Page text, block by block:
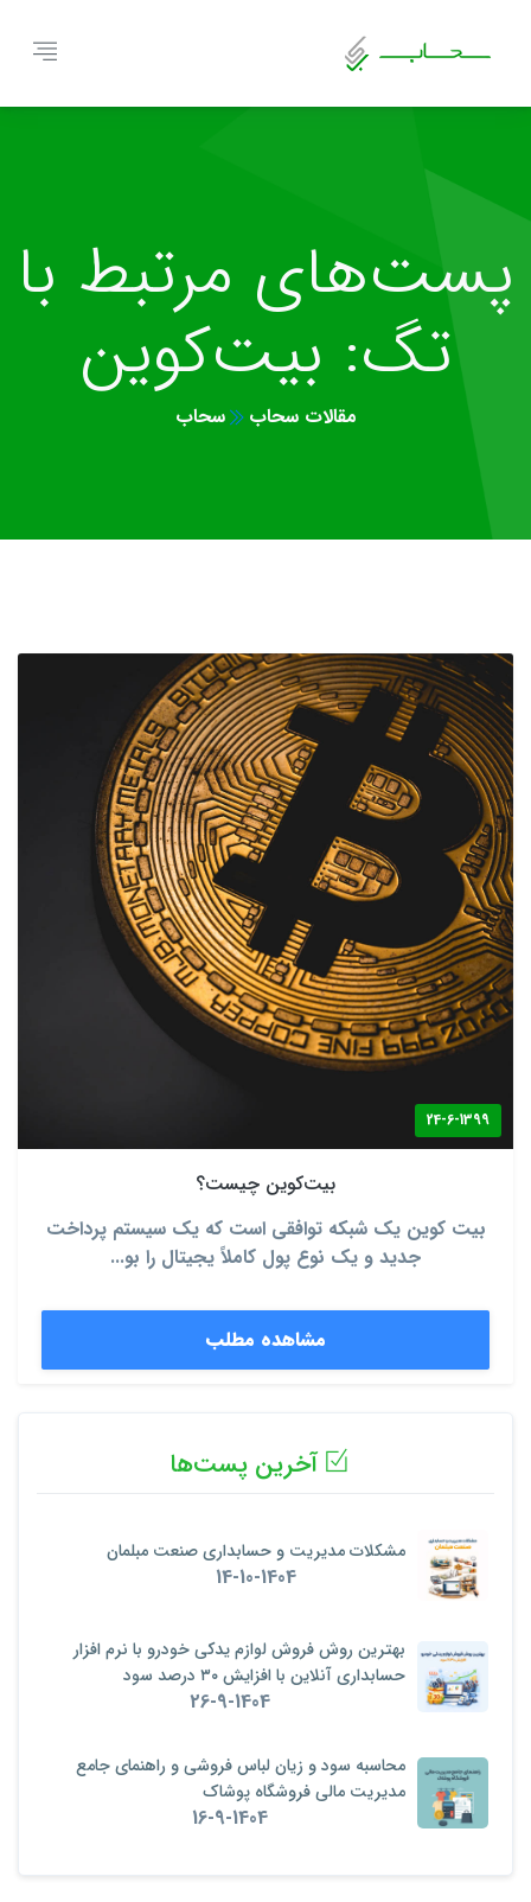
پست‌های مرتبط با
تگ: بیت‌کوین
مقالات سحاب سحاب
24-6-1399
بیت‌کوین چیست؟
بیت کوین یک شبکه توافقی است که یک سیستم پرداخت
جدید و یک نوع پول کاملاً یجیتال را بو...
مشاهده مطلب
آخرین پست‌ها
مشکلات مدیریت و حسابداری صنعت مبلمان
14-10-1404
بهترین روش فروش لوازم یدکی خودرو با نرم‌ افزار
حسابداری آنلاین با افزایش ۳۰ درصد سود
26-9-1404
محاسبه سود و زیان لباس فروشی و راهنمای جامع
مدیریت مالی فروشگاه پوشاک
16-9-1404